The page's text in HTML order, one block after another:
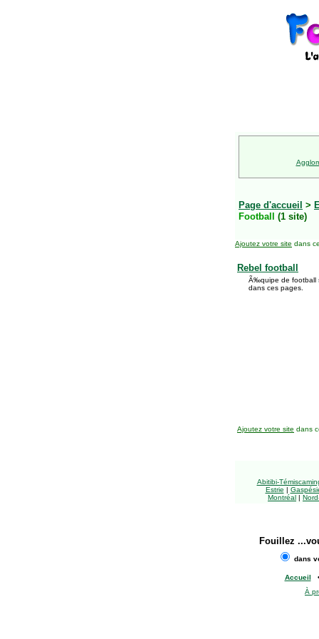
Page d'accueil >
Football (1 site)
Ajoutez votre site dans
Rebel football
Ã‰quipe de football
dans ces pages.
Ajoutez votre site dans
Abitibi-
Estrie |
Montréal |
Fouillez
dans
Accueil
À